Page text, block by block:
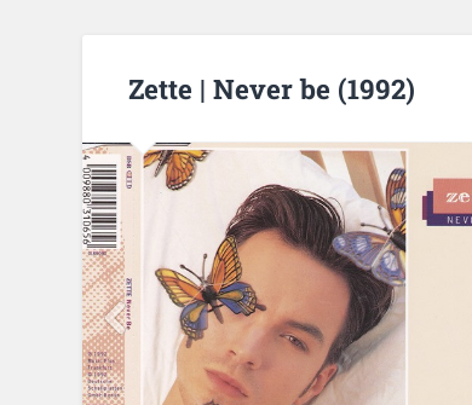
Zette | Never be (1992)